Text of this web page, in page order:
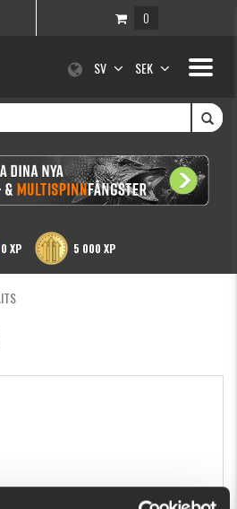
0
Toggle
SV SEK
0 XP 5 000 XP